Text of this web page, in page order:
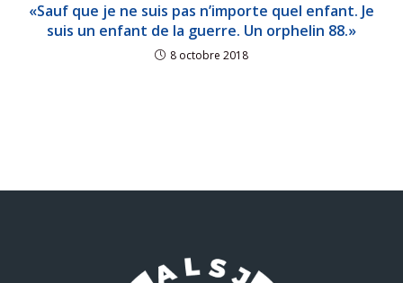
«Sauf que je ne suis pas n’importe quel enfant. Je
suis un enfant de la guerre. Un orphelin 88.»
8 octobre 2018